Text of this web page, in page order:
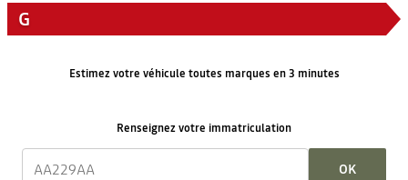
G
Estimez votre véhicule toutes marques en 3 minutes
Renseignez votre immatriculation
OK